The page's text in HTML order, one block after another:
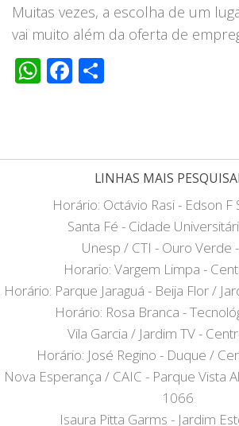
Muitas vezes, a escolha de um
vai muito além da oferta de
WhatsApp
Facebook
LINHAS MAIS
Horário: Octávio Rasi - Edson F
Santa Fé - Cidade
Unesp / CTI - Ouro Verde
Horario: Vargem Limpa -
Horário: Parque Jaraguá - Beija Flor /
Horário: Rosa Branca -
Vila Garcia / Jardim TV -
Horário: José Regino - Duque /
Nova Esperança / CAIC - Parque Vista
1066
Isaura Pitta Garms - Jardim